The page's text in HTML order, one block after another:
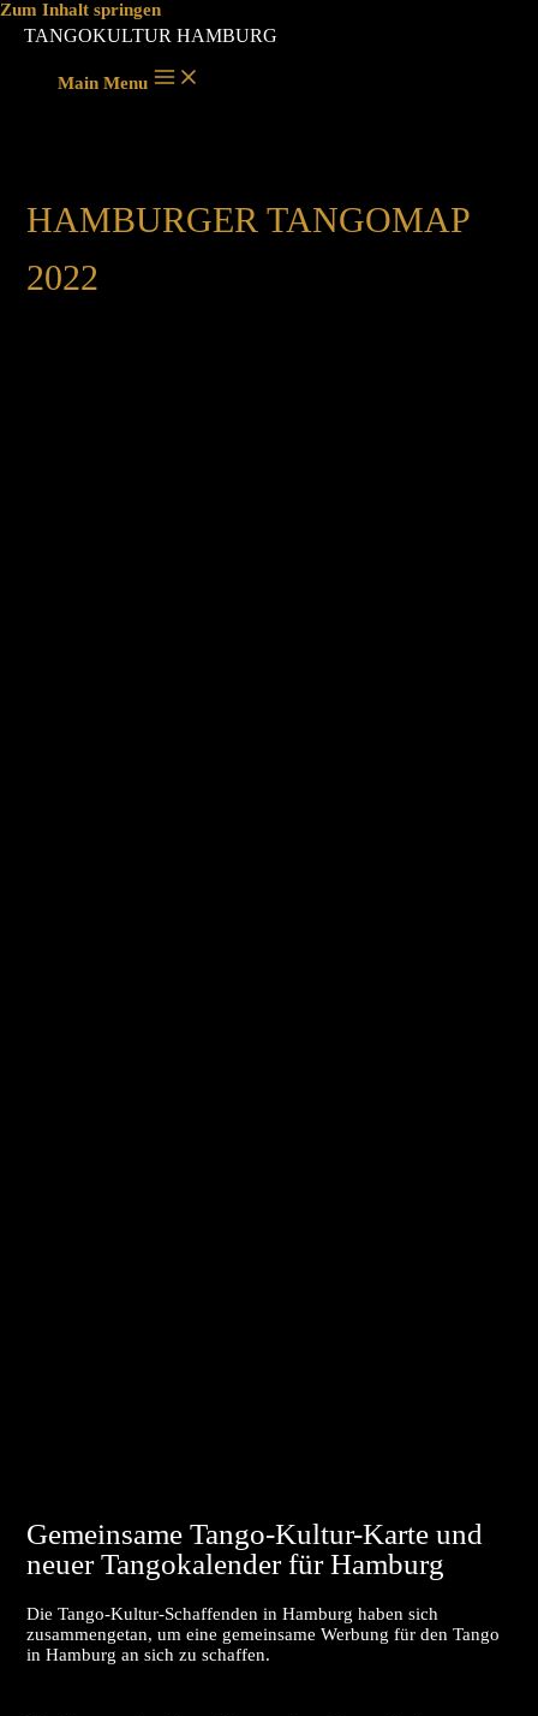
Zum Inhalt springen
TANGOKULTUR HAMBURG
Main Menu
HAMBURGER TANGOMAP
2022
Gemeinsame Tango-Kultur-Karte und
neuer Tangokalender für Hamburg
Die Tango-Kultur-Schaffenden in Hamburg haben sich
zusammengetan, um eine gemeinsame Werbung für den Tango
in Hamburg an sich zu schaffen.